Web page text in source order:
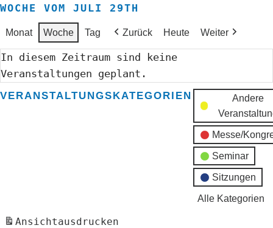
WOCHE VOM JULI 29TH
Monat Woche Tag Zurück Heute Weiter
In diesem Zeitraum sind keine
Veranstaltungen geplant.
VERANSTALTUNGSKATEGORIEN
Andere
Messe/
Seminar
Sitzungen
Alle Kategorien
Ansichtausdrucken